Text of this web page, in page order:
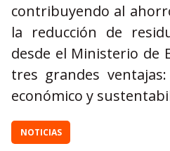
contribuyendo al
la reducción de
desde el Ministerio de
tres grandes
económico y
NOTICIAS